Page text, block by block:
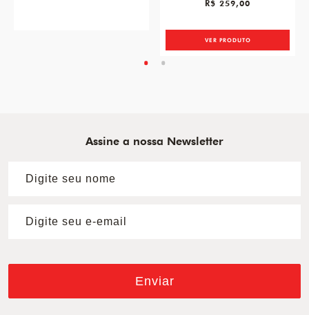
R$ 259,00
VER PRODUTO
Assine a nossa Newsletter
Enviar